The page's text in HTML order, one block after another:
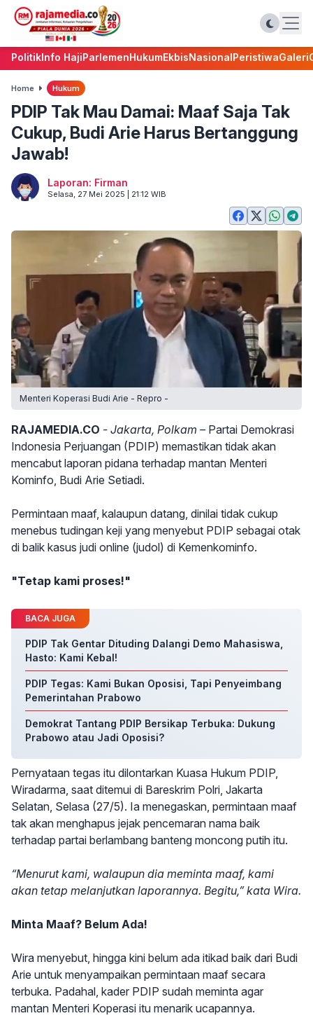
PolitikInfo HajiParlemenHukumEkbisNasionalPeristiwaGaleri
Home Hukum
PDIP Tak Mau Damai: Maaf Saja Tak
Cukup, Budi Arie Harus Bertanggung
Jawab!
Laporan: Firman
Selasa, 27 Mei 2025 | 21:12 WIB
Menteri Koperasi Budi Arie - Repro -
RAJAMEDIA.CO - Jakarta, Polkam – Partai Demokrasi
Indonesia Perjuangan (PDIP) memastikan tidak akan
mencabut laporan pidana terhadap mantan Menteri
Kominfo, Budi Arie Setiadi.
Permintaan maaf, kalaupun datang, dinilai tidak cukup
menebus tudingan keji yang menyebut PDIP sebagai otak
di balik kasus judi online (judol) di Kemenkominfo.
"Tetap kami proses!"
BACA JUGA
PDIP Tak Gentar Dituding Dalangi Demo Mahasiswa,
Hasto: Kami Kebal!
PDIP Tegas: Kami Bukan Oposisi, Tapi Penyeimbang
Pemerintahan Prabowo
Demokrat Tantang PDIP Bersikap Terbuka: Dukung
Prabowo atau Jadi Oposisi?
Pernyataan tegas itu dilontarkan Kuasa Hukum PDIP,
Wiradarma, saat ditemui di Bareskrim Polri, Jakarta
Selatan, Selasa (27/5). Ia menegaskan, permintaan maaf
tak akan menghapus jejak pencemaran nama baik
terhadap partai berlambang banteng moncong putih itu.
“Menurut kami, walaupun dia meminta maaf, kami
akan tetap melanjutkan laporannya. Begitu,” kata Wira.
Minta Maaf? Belum Ada!
Wira menyebut, hingga kini belum ada itikad baik dari Budi
Arie untuk menyampaikan permintaan maaf secara
terbuka. Padahal, kader PDIP sudah meminta agar
mantan Menteri Koperasi itu menarik ucapannya.